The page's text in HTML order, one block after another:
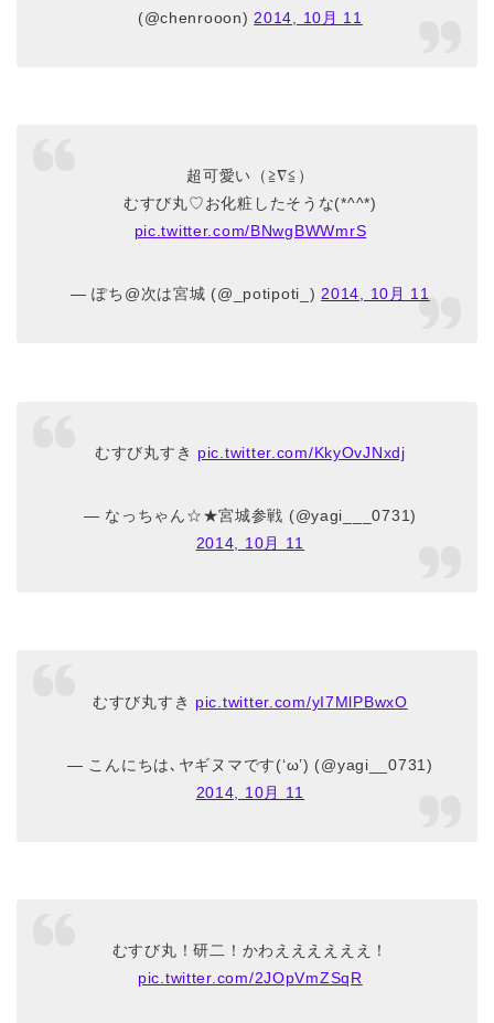
(@chenrooon) 2014, 10月 11
超可愛い（≧∇≦）
むすび丸♡お化粧したそうな(*^^*)
pic.twitter.com/BNwgBWWmrS
— ぽち@次は宮城 (@_potipoti_)2014, 10月 11
むすび丸すき pic.twitter.com/KkyOvJNxdj
— なっちゃん☆★宮城参戦 (@yagi___0731)
2014, 10月 11
むすび丸すき pic.twitter.com/yI7MlPBwxO
— こんにちは､ヤギヌマです(‘ω’) (@yagi__0731)
2014, 10月 11
むすび丸！研二！かわええええええ！
pic.twitter.com/2JOpVmZSqR